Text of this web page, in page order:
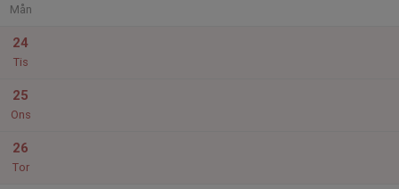
Mån
24
Tis
25
Ons
26
Tor